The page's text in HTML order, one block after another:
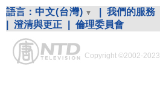
語言： 中文(台灣) 我們的服務
澄清與更正 倫理委員會
Copyright ©2002-2023